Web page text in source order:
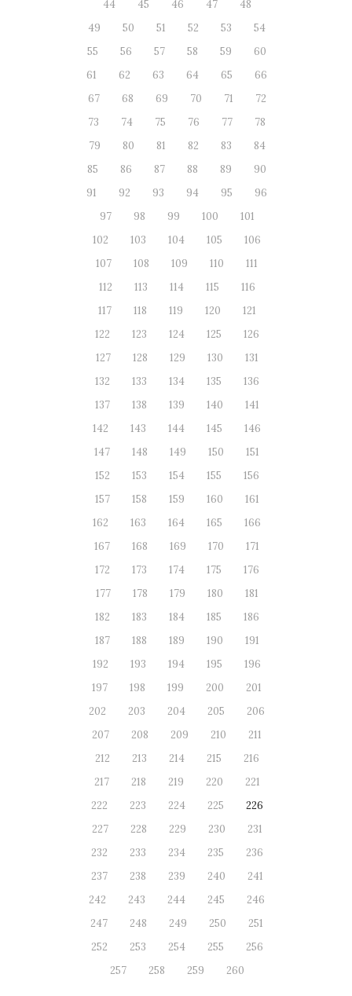
44 45 46 47
48
49
50 51 52 53
54
55
56 57 58 59
60
61
62 63 64 65
66
67
68 69 70 71
72
73
74 75 76 77
78
79
80 81 82 83
84
85
86 87 88 89
90
91
92 93 94 95
96
97
98 99 100
101
102
103 104 105
106
107
108 109 110
111
112
113 114 115
116
117
118 119 120
121
122
123 124 125
126
127
128 129 130
131
132
133 134 135
136
137
138 139 140
141
142
143 144 145
146
147
148 149 150
151
152
153 154 155
156
157
158 159 160
161
162
163 164 165
166
167
168 169 170
171
172
173 174 175
176
177
178 179 180
181
182
183 184 185
186
187
188 189 190
191
192
193 194 195
196
197
198 199 200
201
202
203 204 205
206
207
208 209 210
211
212
213 214 215
216
217
218 219 220
221
222
223 224 225
226
227
228 229 230
231
232
233 234 235
236
237
238 239 240
241
242
243 244 245
246
247
248 249 250
251
252
253 254 255
256
257
258 259 260